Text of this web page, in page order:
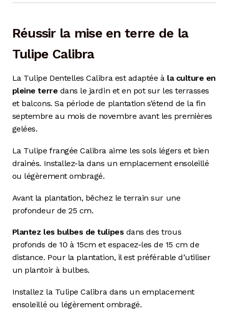
Réussir la mise en terre de la
Tulipe Calibra
La Tulipe Dentelles Calibra est adaptée à la culture en
pleine terre dans le jardin et en pot sur les terrasses
et balcons. Sa période de plantation s’étend de la fin
septembre au mois de novembre avant les premières
gelées.
La Tulipe frangée Calibra aime les sols légers et bien
drainés. Installez-la dans un emplacement ensoleillé
ou légèrement ombragé.
Avant la plantation, bêchez le terrain sur une
profondeur de 25 cm.
Plantez les bulbes de tulipes dans des trous
profonds de 10 à 15cm et espacez-les de 15 cm de
distance. Pour la plantation, il est préférable d’utiliser
un plantoir à bulbes.
Installez la Tulipe Calibra dans un emplacement
ensoleillé ou légèrement ombragé.